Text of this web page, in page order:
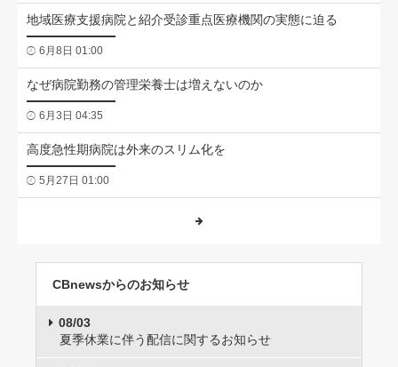
地域医療支援病院と紹介受診重点医療機関の実態に迫る
6月8日 01:00
なぜ病院勤務の管理栄養士は増えないのか
6月3日 04:35
高度急性期病院は外来のスリム化を
5月27日 01:00
CBnewsからのお知らせ
08/03
夏季休業に伴う配信に関するお知らせ